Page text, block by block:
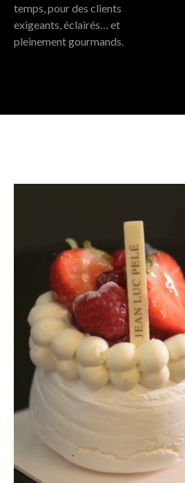
temps, pour des clients
exigeants, éclairés… et
pleinement gourmands.